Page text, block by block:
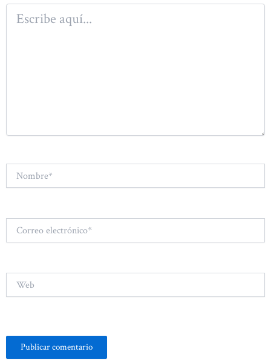
Escribe
aquí...
electrónico*